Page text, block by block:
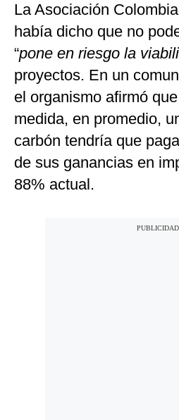
La Asociación
había dicho que no
“pone en riesgo la
proyectos. En un
el organismo afirmó
medida, en promedio,
carbón tendría que
de sus ganancias en
88% actual.